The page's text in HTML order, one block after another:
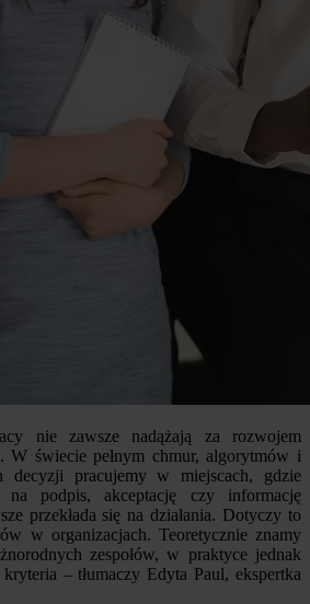
nie zawsze nadążają za rozwojem
świecie pełnym chmur, algorytmów i
decyzji pracujemy w miejscach, gdzie
podpis, akceptację czy informację
przekłada się na działania. Dotyczy to
w organizacjach. Teoretycznie znamy
zespołów, w praktyce jednak
– tłumaczy Edyta Paul, ekspertka